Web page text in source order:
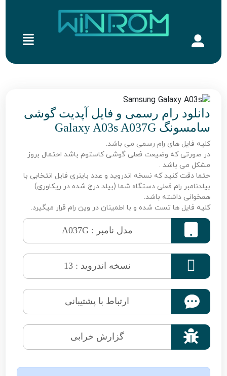
دانلود رام رسمی و فایل آپدیت گوشی
سامسونگ Galaxy A03s A037G
کلیه فایل های رام رسمی می باشد.
در صورتی که وضیعت فعلی گوشی کاستوم باشد احتمال بروز
مشکل می باشد .
حتما دقت کنید که نسخه اندروید و عدد باینری فایل انتخابی با
بیلدنامبر رام فعلی دستگاه شما (بیلد درج شده در ریکاوری)
همخوانی داشته باشد.
کلیه فایل ها تست شده و با اطمینان در وین رام قرار میگیرد.
مدل نامبر : A037G
 نسخه اندروید : 13
ارتباط با پشتیبانی
 گزارش خرابی